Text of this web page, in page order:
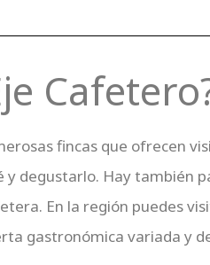
fincas que ofrecen
y degustarlo. Hay también
En la región puedes
gastronómica variada y